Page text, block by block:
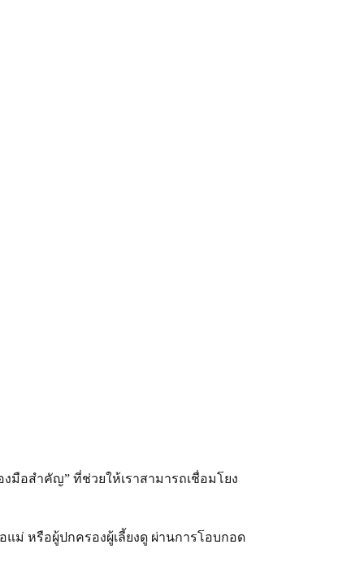
งมือสำคัญ” ที่ช่วยให้เราสามารถเชื่อมโยง
ม่ หรือผู้ปกครองผู้เลี้ยงดู ผ่านการโอบกอด